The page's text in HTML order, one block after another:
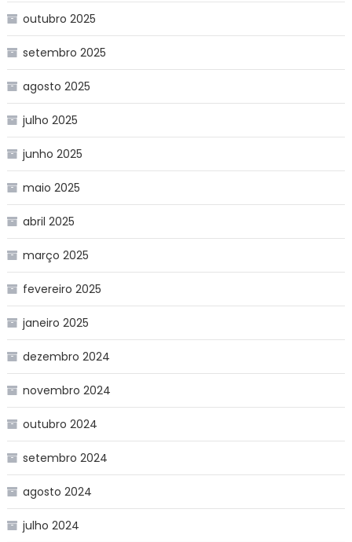
outubro 2025
setembro 2025
agosto 2025
julho 2025
junho 2025
maio 2025
abril 2025
março 2025
fevereiro 2025
janeiro 2025
dezembro 2024
novembro 2024
outubro 2024
setembro 2024
agosto 2024
julho 2024